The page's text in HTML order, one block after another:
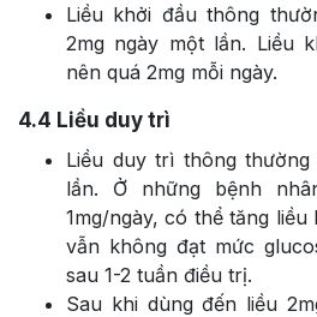
Liều khởi đầu thông
2mg ngày một lần. Liều
nên quá 2mg mỗi ngày.
4.4 Liều duy trì
Liều duy trì thông
lần. Ở những bệnh
1mg/ngày, có thể tăng
vẫn không đạt mức
sau 1-2 tuần điều trị.
Sau khi dùng đến liều